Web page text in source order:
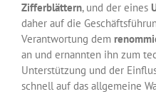
Zifferblättern, und der eines
daher auf die
Verantwortung dem
an und ernannten ihn zum
Unterstützung und der
schnell auf das allgemeine